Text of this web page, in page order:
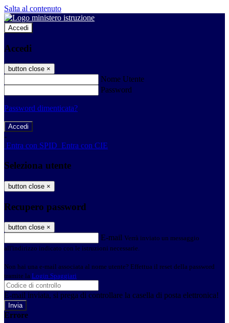
Salta al contenuto
Accedi
Accedi
button close ×
Nome Utente
Password
Password dimenticata?
-
Entra con SPID Entra con CIE
Seleziona utente
button close ×
Recupero password
button close ×
E-mail Verrà inviato un messaggio
all'indirizzo indicato con le istruzioni necessarie.
Non hai una e-mail associata al nome utente? Effettua il reset della password
tramite la Login Spaggiari
E-mail inviata, si prega di controllare la casella di posta elettronica!
Errore